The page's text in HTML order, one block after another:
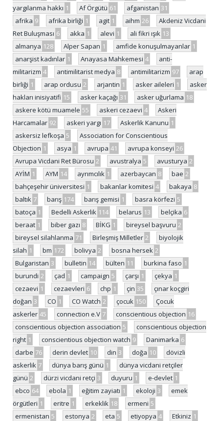
yargılanma hakkı 1 Af Örgütü 61 afganistan 31
afrika 9 afrika birliği 1 agit 1 aihm 26
Akdeniz Vicdani
Ret Buluşması 6 akka 1 alevi 1 ali fikri ışık 13
almanya 128 Alper Sapan 1 amfide konuşulmayanlar 1
anarşist kadınlar 1 Anayasa Mahkemesi 4
anti-
militarizm 4 antimilitarist medya 8 antimilitarizm 97
arap
birliği 1 arap ordusu 2 arjantin 1 asker aileleri 1
asker
hakları inisiyatifi 15 asker kaçağı 31 asker uğurlama 18
askere kötü muamele 55 askeri cezaevi 4
Askeri
Harcamalar 92 askeri yargı 17 Askerlik Kanunu 1
askersiz lefkoşa 5
Association for Conscientious
Objection 1 asya 1 avrupa 41 avrupa konseyi 26
Avrupa Vicdani Ret Bürosu 2 avustralya 5 avusturya 2
AYİM 1 AYM 14 ayrımcılık 1 azerbaycan 8 bae 2
bahçeşehir üniversitesi 1 bakanlar komitesi 4 bakaya 8
baltık 7 barış 174 barış gemisi 1 basra körfezi 5
batoça 1 Bedelli Askerlik 114 belarus 13 belçika 6
beraat 1 biber gazı 8 BİKG 1 bireysel başvuru 2
bireysel silahlanma 71 Birleşmiş Milletler 2
biyolojik
silah 1 bm 172 bolivya 2 bosna hersek 2
Bulgaristan 3 bulletin 14 bülten 11 burkina faso 1
burundi 2 çad 1 campaign 5 çarşı 1 çekya 1
cezaevi 1 cezaevleri 6 chp 1 çin 35
çınar koçgiri
doğan 3 CO 1 CO Watch 2 çocuk 150
Çocuk
askerler 45 connection e.V 7 conscientious objection 16
conscientious objection association 5
conscientious objection
right 1 conscientious objection watch 9 Danimarka 6
darbe 76 derin devlet 10 din 3 doğa 10
dövizli
askerlik 7 dünya barış günü 1
dünya vicdani retçiler
günü 2 dürzi vicdani retçi 3 duyuru 1 e-devlet 1
ebco 64 ebola 1 eğitim zayiatı 1 ekoloji 3
emek
örgütleri 1 eritre 1 erkeklik 18 ermeni 5
ermenistan 5 estonya 2 eta 5 etiyopya 4 Etkiniz 1